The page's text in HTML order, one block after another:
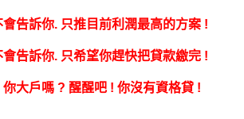
會告訴你. 只推目前利潤最高的方案 !
會告訴你. 只希望你趕快把貸款繳完 !
你大戶嗎 ? 醒醒吧 ! 你沒有資格貸 !